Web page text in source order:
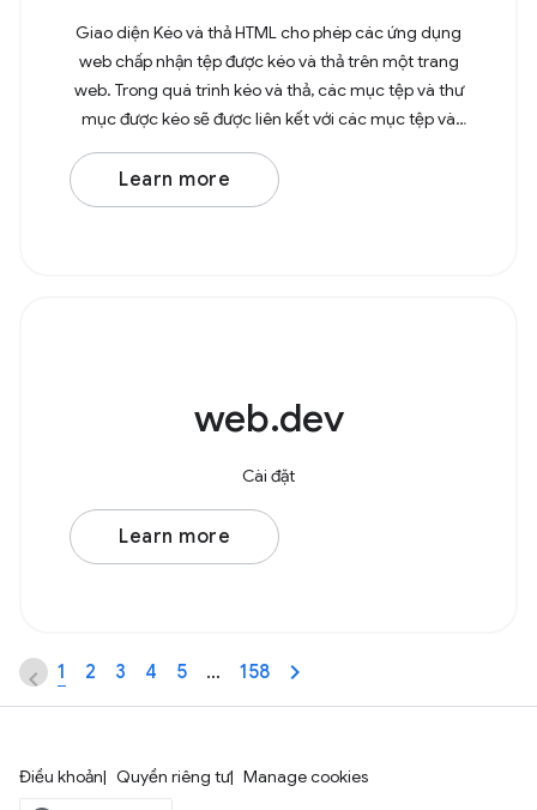
Giao diện Kéo và thả HTML cho phép các ứng dụng
web chấp nhận tệp được kéo và thả trên một trang
web. Trong quá trình kéo và thả, các mục tệp và thư
mục được kéo sẽ được liên kết với các mục tệp và
mục thư mục tương ứng. Khi kéo và thả tệp vào trình
Learn more
web.dev
Cài đặt
Learn more
1 2 3 4 5 … 158
Điều khoản Quyền riêng tư Manage cookies